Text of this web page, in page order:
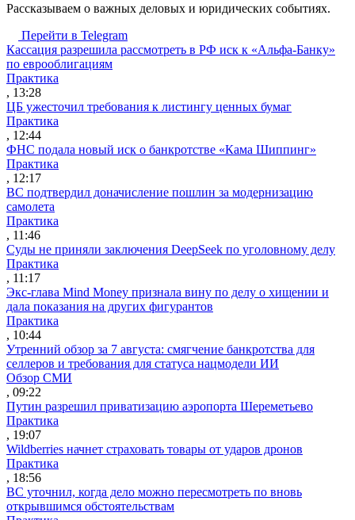
Рассказываем о важных деловых и юридических событиях.
Перейти в Telegram
Кассация разрешила рассмотреть в РФ иск к «Альфа-Банку»
по еврооблигациям
Практика
, 13:28
ЦБ ужесточил требования к листингу ценных бумаг
Практика
, 12:44
ФНС подала новый иск о банкротстве «Кама Шиппинг»
Практика
, 12:17
ВС подтвердил доначисление пошлин за модернизацию
самолета
Практика
, 11:46
Суды не приняли заключения DeepSeek по уголовному делу
Практика
, 11:17
Экс-глава Mind Money признала вину по делу о хищении и
дала показания на других фигурантов
Практика
, 10:44
Утренний обзор за 7 августа: смягчение банкротства для
селлеров и требования для статуса нацмодели ИИ
Обзор СМИ
, 09:22
Путин разрешил приватизацию аэропорта Шереметьево
Практика
, 19:07
Wildberries начнет страховать товары от ударов дронов
Практика
, 18:56
ВС уточнил, когда дело можно пересмотреть по вновь
открывшимся обстоятельствам